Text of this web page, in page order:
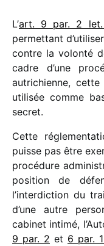
L’art. 9 par. 2 let.
permet­tant
contre la volonté
cadre d’une
autri­chienne,
utili­sée comme
secret.
Cette
puisse pas être
procé­dure
posi­tion de
l’interdiction du
d’une autre
cabi­net intimé,
9 par. 2 et 6 par.